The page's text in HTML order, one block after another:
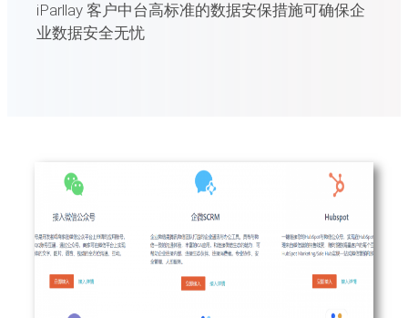
iParllay 客户中台高标准的数据安保措施可确保企
业数据安全无忧